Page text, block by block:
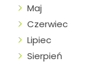
Maj
Czerwiec
Lipiec
Sierpień